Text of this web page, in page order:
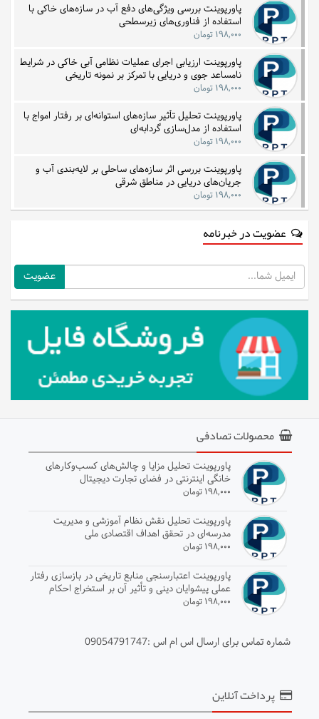
پاورپوینت بررسی ویژگی‌های دفع آب در سازه‌های خاکی با
استفاده از فناوری‌های زیرسطحی
۱۹۸,۰۰۰ تومان
پاورپوینت ارزیابی اجرای عملیات نظامی آبی خاکی در شرایط
نامساعد جوی و دریایی با تمرکز بر نمونه تاریخی
۱۹۸,۰۰۰ تومان
پاورپوینت تحلیل تأثیر سازه‌های استوانه‌ای بر رفتار امواج با
استفاده از مدل‌سازی گردابه‌ای
۱۹۸,۰۰۰ تومان
پاورپوینت بررسی اثر سازه‌های ساحلی بر لایه‌بندی آب و
جریان‌های دریایی در مناطق شرقی
۱۹۸,۰۰۰ تومان
عضویت در خبرنامه
ایمیل
محصولات تصادفی
پاورپوینت تحلیل مزایا و چالش‌های کسب‌وکارهای
خانگی اینترنتی در فضای تجارت دیجیتال
۱۹۸,۰۰۰ تومان
پاورپوینت تحلیل نقش نظام آموزشی و مدیریت
مدرسه‌ای در تحقق اهداف اقتصادی ملی
۱۹۸,۰۰۰ تومان
پاورپوینت اعتبارسنجی منابع تاریخی در بازسازی رفتار
عملی پیشوایان دینی و تأثیر آن بر استخراج احکام
۱۹۸,۰۰۰ تومان
شماره تماس برای ارسال اس ام اس :09054791747
پرداخت آنلاین